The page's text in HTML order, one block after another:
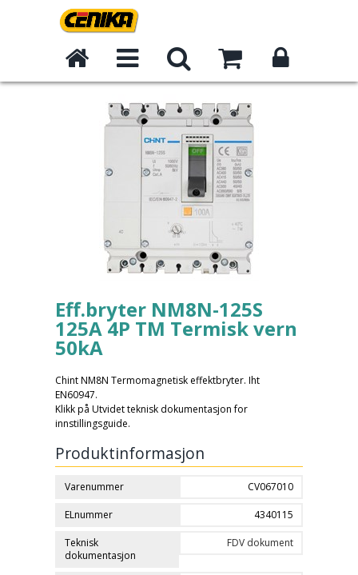
Eff.bryter NM8N-125S
125A 4P TM Termisk vern
50kA
Chint NM8N Termomagnetisk effektbryter. Iht
EN60947.
Klikk på Utvidet teknisk dokumentasjon for
innstillingsguide.
Produktinformasjon
Varenummer CV067010
ELnummer 4340115
Teknisk
dokumentasjon
FDV dokument